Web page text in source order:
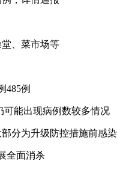
、菜市场等
485例
可能出现病例数较多情况
分为升级防控措施前感染
全面消杀